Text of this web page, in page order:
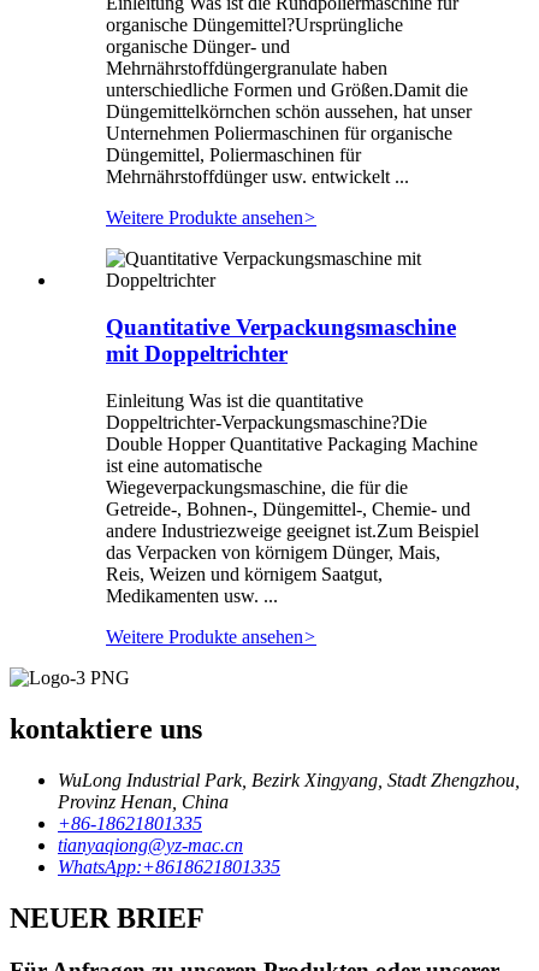
organische Düngemittel?Ursprüngliche
organische Dünger- und
Mehrnährstoffdüngergranulate haben
unterschiedliche Formen und Größen.Damit die
Düngemittelkörnchen schön aussehen, hat unser
Unternehmen Poliermaschinen für organische
Düngemittel, Poliermaschinen für
Mehrnährstoffdünger usw. entwickelt ...
Weitere Produkte ansehen>
Quantitative Verpackungsmaschine
mit Doppeltrichter
Einleitung Was ist die quantitative
Doppeltrichter-Verpackungsmaschine?Die
Double Hopper Quantitative Packaging Machine
ist eine automatische
Wiegeverpackungsmaschine, die für die
Getreide-, Bohnen-, Düngemittel-, Chemie- und
andere Industriezweige geeignet ist.Zum Beispiel
das Verpacken von körnigem Dünger, Mais,
Reis, Weizen und körnigem Saatgut,
Medikamenten usw. ...
Weitere Produkte ansehen>
kontaktiere uns
WuLong Industrial Park, Bezirk Xingyang, Stadt Zhengzhou,
Provinz Henan, China
+86-18621801335
tianyaqiong@yz-mac.cn
WhatsApp:+8618621801335
NEUER BRIEF